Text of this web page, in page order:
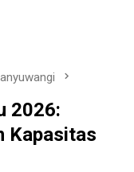
2026:
Kapasitas